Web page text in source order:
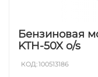
Бензиновая
KTH-50X o/s
КОД:100513186